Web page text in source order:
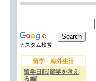
カスタム検索
留学・海外生活
留学日記[留学を考え
る編]